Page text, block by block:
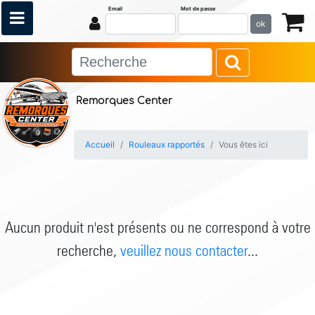
Remorques Center
Email Mot de passe
ok
Accueil Rouleaux rapportés Vous êtes ici
Aucun produit n'est présents ou ne correspond à votre
recherche, veuillez nous contacter...